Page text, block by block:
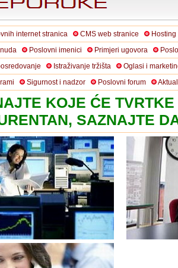
internet stranica CMS web stranice
Poslovni imenici Primjeri ugovora
Istraživanje tržišta
Oglasi i
Sigurnost i nadzor Poslovni forum
KOJE ĆE
SAZNAJTE